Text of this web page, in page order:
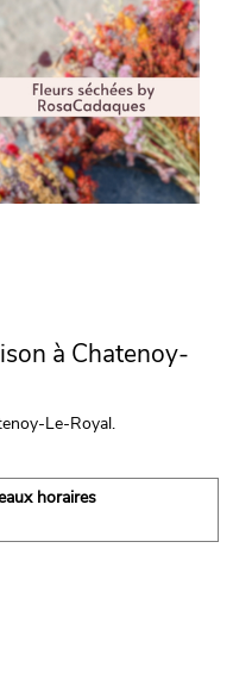
à Chatenoy-
Le-Royal.
horaires